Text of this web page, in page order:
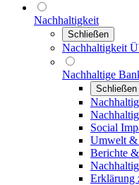
Nachhaltigkeit
Schließen
Nachhaltigkeit
Nachhaltige
Schließen
Social
Umwelt &
Berichte
Erklärung